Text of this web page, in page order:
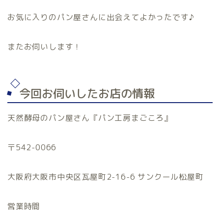
お気に入りのパン屋さんに出会えてよかったです♪
またお伺いします！
今回お伺いしたお店の情報
天然酵母のパン屋さん『パン工房まごころ』
〒542-0066
大阪府大阪市中央区瓦屋町2-16-6 サンクール松屋町
営業時間